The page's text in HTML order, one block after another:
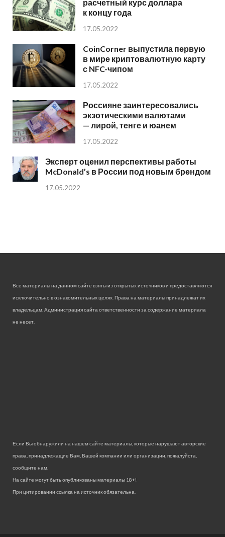
расчетный курс доллара
к концу года
17.05.2022
CoinCorner выпустила первую
в мире криптовалютную карту
с NFC-чипом
17.05.2022
Россияне заинтересовались
экзотическими валютами
— лирой, тенге и юанем
17.05.2022
Эксперт оценил перспективы работы
McDonald’s в России под новым брендом
17.05.2022
Все материалы на данном сайте взяты из открытых источников и предоставляются
исключительно в ознакомительных целях. Права на материалы принадлежат их
владельцам. Администрация сайта ответственности за содержание материала
не несет.
Если Вы обнаружили на нашем сайте материалы, которые нарушают авторские
права, принадлежащие Вам, Вашей компании или организации, пожалуйста,
сообщите нам.
На сайте могут быть опубликованы материалы 18+!
При цитировании ссылка на источник обязательна.